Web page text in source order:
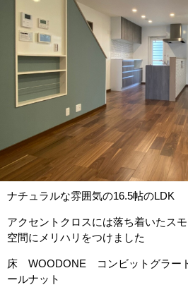
ナチュラルな雰囲気の16.5帖のLDK
アクセントクロスには落ち着いたス
空間にメリハリをつけました
床 WOODONE コンビットグラー
ールナット